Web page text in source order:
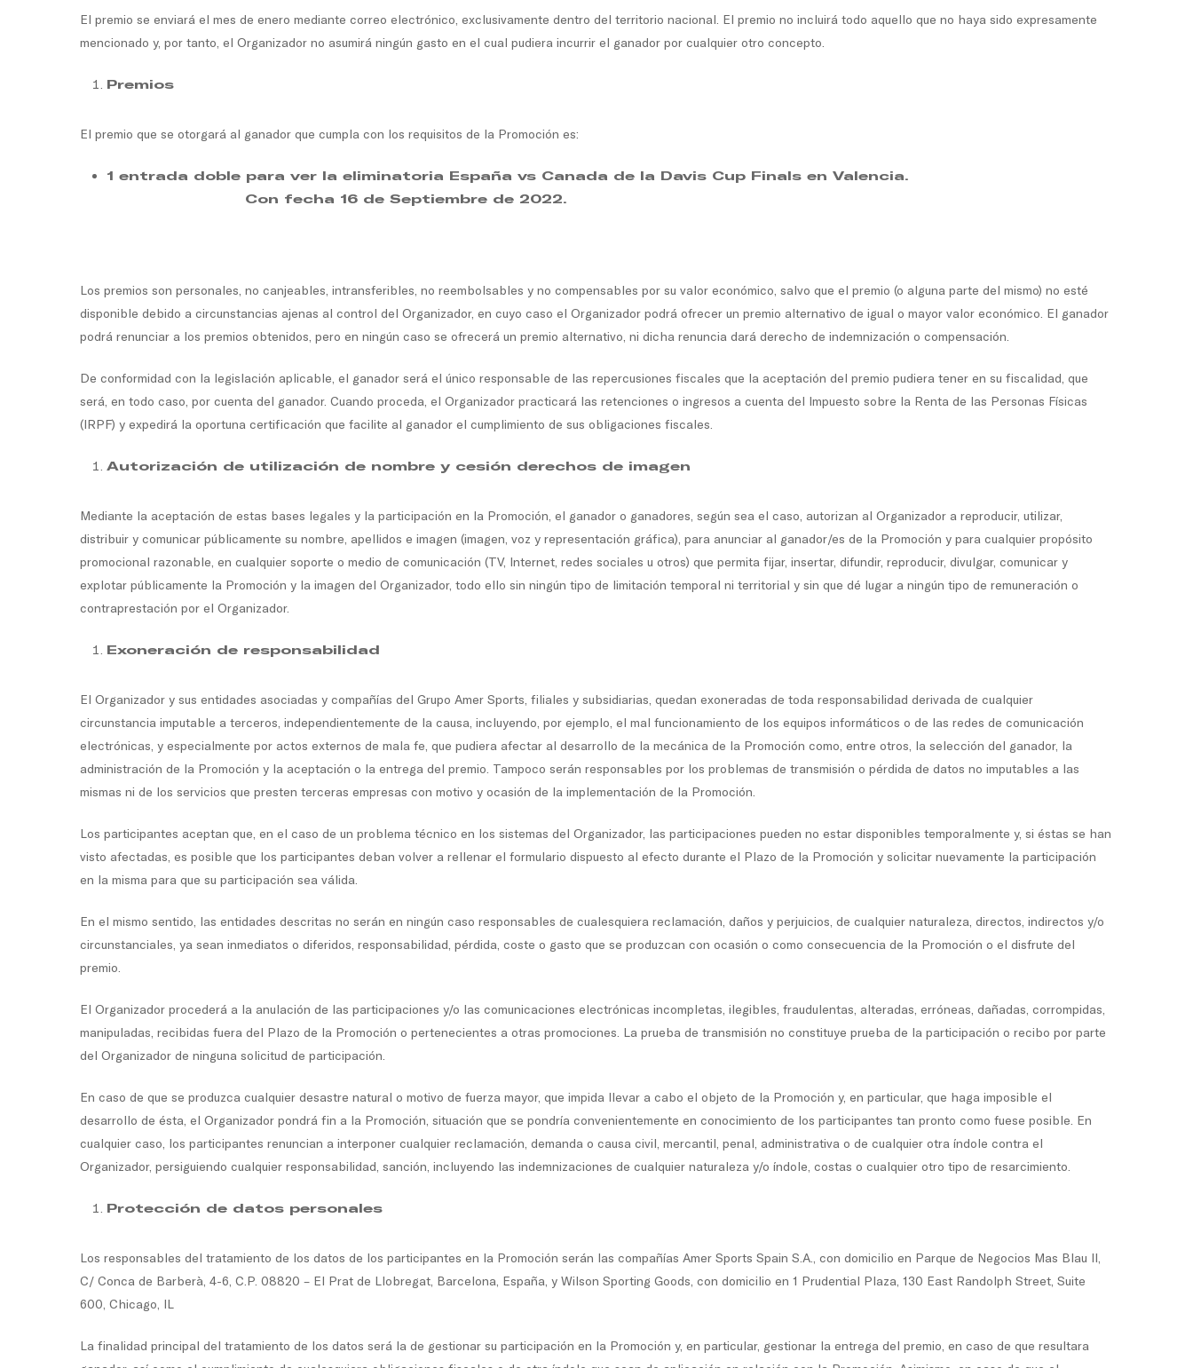
El premio se enviará el mes de enero mediante correo electrónico, exclusivamente dentro del territorio nacional. El premio no incluirá todo aquello que no haya sido expresamente
mencionado y, por tanto, el Organizador no asumirá ningún gasto en el cual pudiera incurrir el ganador por cualquier otro concepto.
Premios
El premio que se otorgará al ganador que cumpla con los requisitos de la Promoción es:
1 entrada doble para ver la eliminatoria España vs Canada de la Davis Cup Finals en Valencia.
Con fecha 16 de Septiembre de 2022.
Los premios son personales, no canjeables, intransferibles, no reembolsables y no compensables por su valor económico, salvo que el premio (o alguna parte del mismo) no esté
disponible debido a circunstancias ajenas al control del Organizador, en cuyo caso el Organizador podrá ofrecer un premio alternativo de igual o mayor valor económico. El ganador
podrá renunciar a los premios obtenidos, pero en ningún caso se ofrecerá un premio alternativo, ni dicha renuncia dará derecho de indemnización o compensación.
De conformidad con la legislación aplicable, el ganador será el único responsable de las repercusiones fiscales que la aceptación del premio pudiera tener en su fiscalidad, que
será, en todo caso, por cuenta del ganador. Cuando proceda, el Organizador practicará las retenciones o ingresos a cuenta del Impuesto sobre la Renta de las Personas Físicas
(IRPF) y expedirá la oportuna certificación que facilite al ganador el cumplimiento de sus obligaciones fiscales.
Autorización de utilización de nombre y cesión derechos de imagen
Mediante la aceptación de estas bases legales y la participación en la Promoción, el ganador o ganadores, según sea el caso, autorizan al Organizador a reproducir, utilizar,
distribuir y comunicar públicamente su nombre, apellidos e imagen (imagen, voz y representación gráfica), para anunciar al ganador/es de la Promoción y para cualquier propósito
promocional razonable, en cualquier soporte o medio de comunicación (TV, Internet, redes sociales u otros) que permita fijar, insertar, difundir, reproducir, divulgar, comunicar y
explotar públicamente la Promoción y la imagen del Organizador, todo ello sin ningún tipo de limitación temporal ni territorial y sin que dé lugar a ningún tipo de remuneración o
contraprestación por el Organizador.
Exoneración de responsabilidad
El Organizador y sus entidades asociadas y compañías del Grupo Amer Sports, filiales y subsidiarias, quedan exoneradas de toda responsabilidad derivada de cualquier
circunstancia imputable a terceros, independientemente de la causa, incluyendo, por ejemplo, el mal funcionamiento de los equipos informáticos o de las redes de comunicación
electrónicas, y especialmente por actos externos de mala fe, que pudiera afectar al desarrollo de la mecánica de la Promoción como, entre otros, la selección del ganador, la
administración de la Promoción y la aceptación o la entrega del premio. Tampoco serán responsables por los problemas de transmisión o pérdida de datos no imputables a las
mismas ni de los servicios que presten terceras empresas con motivo y ocasión de la implementación de la Promoción.
Los participantes aceptan que, en el caso de un problema técnico en los sistemas del Organizador, las participaciones pueden no estar disponibles temporalmente y, si éstas se han
visto afectadas, es posible que los participantes deban volver a rellenar el formulario dispuesto al efecto durante el Plazo de la Promoción y solicitar nuevamente la participación
en la misma para que su participación sea válida.
En el mismo sentido, las entidades descritas no serán en ningún caso responsables de cualesquiera reclamación, daños y perjuicios, de cualquier naturaleza, directos, indirectos y/o
circunstanciales, ya sean inmediatos o diferidos, responsabilidad, pérdida, coste o gasto que se produzcan con ocasión o como consecuencia de la Promoción o el disfrute del
premio.
El Organizador procederá a la anulación de las participaciones y/o las comunicaciones electrónicas incompletas, ilegibles, fraudulentas, alteradas, erróneas, dañadas, corrompidas,
manipuladas, recibidas fuera del Plazo de la Promoción o pertenecientes a otras promociones. La prueba de transmisión no constituye prueba de la participación o recibo por parte
del Organizador de ninguna solicitud de participación.
En caso de que se produzca cualquier desastre natural o motivo de fuerza mayor, que impida llevar a cabo el objeto de la Promoción y, en particular, que haga imposible el
desarrollo de ésta, el Organizador pondrá fin a la Promoción, situación que se pondría convenientemente en conocimiento de los participantes tan pronto como fuese posible. En
cualquier caso, los participantes renuncian a interponer cualquier reclamación, demanda o causa civil, mercantil, penal, administrativa o de cualquier otra índole contra el
Organizador, persiguiendo cualquier responsabilidad, sanción, incluyendo las indemnizaciones de cualquier naturaleza y/o índole, costas o cualquier otro tipo de resarcimiento.
Protección de datos personales
Los responsables del tratamiento de los datos de los participantes en la Promoción serán las compañías Amer Sports Spain S.A., con domicilio en Parque de Negocios Mas Blau II,
C/ Conca de Barberà, 4-6, C.P. 08820 – El Prat de Llobregat, Barcelona, España, y Wilson Sporting Goods, con domicilio en 1 Prudential Plaza, 130 East Randolph Street, Suite
600, Chicago, IL
La finalidad principal del tratamiento de los datos será la de gestionar su participación en la Promoción y, en particular, gestionar la entrega del premio, en caso de que resultara